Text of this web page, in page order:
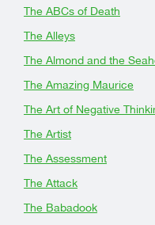
The ABCs of Death
The Alleys
The Almond and the
The Amazing Maurice
The Art of Negative
The Artist
The Assessment
The Attack
The Babadook